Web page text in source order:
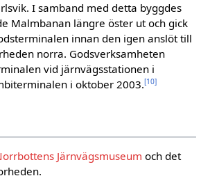
I samband med detta byggdes
Malmbanan längre öster ut och gick
innan den igen anslöt till
norra. Godsverksamheten
vid järnvägsstationen i
i oktober 2003.[10]
Järnvägsmuseum och det